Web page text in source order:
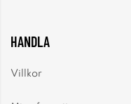
HANDLA
Villkor